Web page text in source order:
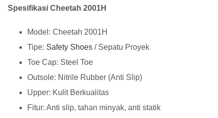
Spesifikasi Cheetah 2001H
Model: Cheetah 2001H
Tipe: Safety Shoes / Sepatu Proyek
Toe Cap: Steel Toe
Outsole: Nitrile Rubber (Anti Slip)
Upper: Kulit Berkualitas
Fitur: Anti slip, tahan minyak, anti statik